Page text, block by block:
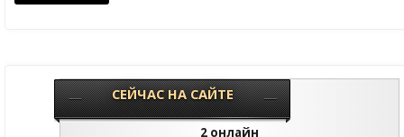
СЕЙЧАС НА САЙТЕ
2 онлайн